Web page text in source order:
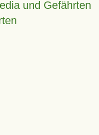
und Gefährten